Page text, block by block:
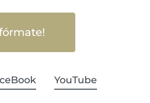
YouTube